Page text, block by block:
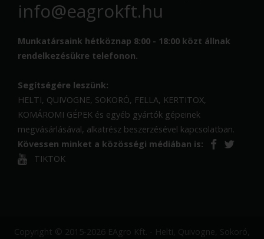
info@eagrokft.hu
Munkatársaink hétköznap 8:00 - 18:00 közt állnak
rendelkezésükre telefonon.
Segítségére leszünk:
HELTI, QUIVOGNE, SOKORÓ, FELLA, KERTITOX,
KOMÁROMI GÉPEK és egyéb gyártók gépeinek
megvásárlásával, alkatrész beszerzésével kapcsolatban.
Kövessen minket a közösségi médiában is:
TIKTOK
Copyright © 2015-2026 EAgro Kft. - Helti, Quivogne, Sokoró,